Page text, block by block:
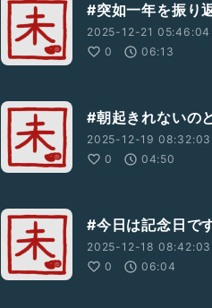
#突如一年を振り
2025-12-21 05:46:04
0
06:13
#朝起きれないの
2025-12-19 08:32:03
0
04:50
#今日は記念日で
2025-12-18 08:42:03
0
06:04